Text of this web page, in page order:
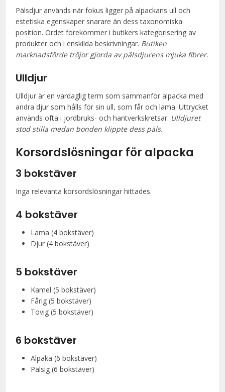
Pälsdjur används när fokus ligger på alpackans ull och
estetiska egenskaper snarare än dess taxonomiska
position. Ordet förekommer i butikers kategorisering av
produkter och i enskilda beskrivningar. Butiken
marknadsförde tröjor gjorda av pälsdjurens mjuka fibrer.
Ulldjur
Ulldjur är en vardaglig term som sammanför alpacka med
andra djur som hålls för sin ull, som får och lama. Uttrycket
används ofta i jordbruks- och hantverkskretsar. Ulldjuret
stod stilla medan bonden klippte dess päls.
Korsordslösningar för alpacka
3 bokstäver
Inga relevanta korsordslösningar hittades.
4 bokstäver
Lama (4 bokstäver)
Djur (4 bokstäver)
5 bokstäver
Kamel (5 bokstäver)
Fårig (5 bokstäver)
Tovig (5 bokstäver)
6 bokstäver
Alpaka (6 bokstäver)
Pälsig (6 bokstäver)